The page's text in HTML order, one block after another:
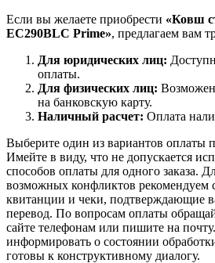
Если вы желаете приобрести «Ковш
EC290BLC Prime», предлагаем вам
Для юридических лиц:
оплаты.
Для физических лиц: Возможен
на банковскую карту.
Наличный расчет: Оплата
Выберите один из вариантов оплаты
Имейте в виду, что не допускается
способов оплаты для одного заказа.
возможных конфликтов рекомендуем
квитанции и чеки, подтверждающие
перевод. По вопросам оплаты
сайте телефонам или пишите на
информировать о состоянии
готовы к конструктивному диалогу.